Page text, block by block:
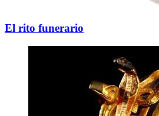
El rito funerario